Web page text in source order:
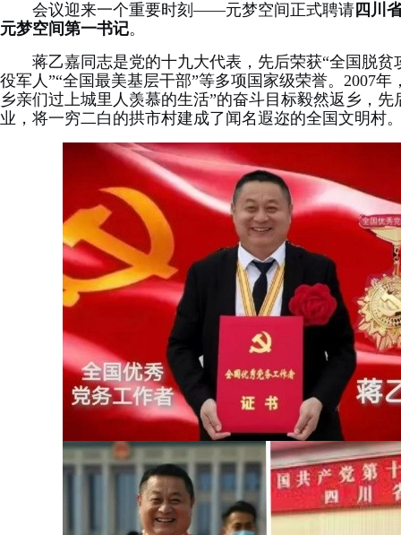
会议迎来一个重要时刻——元梦空间正式聘请 四川
元梦空间第一书记。
蒋乙嘉同志是党的十九大代表，先后荣获“全国脱
役军人”“全国最美基层干部”等多项国家级荣誉。2007
乡亲们过上城里人羡慕的生活”的奋斗目标毅然返乡，
业，将一穷二白的拱市村建成了闻名遐迩的全国文明村